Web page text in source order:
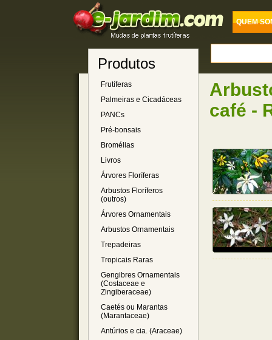
QUEM
Produtos
Frutíferas
Palmeiras e Cicadáceas
PANCs
Pré-bonsais
Bromélias
Livros
Árvores Floríferas
Arbustos Floríferos
(outros)
Árvores Ornamentais
Arbustos Ornamentais
Trepadeiras
Tropicais Raras
Gengibres Ornamentais
(Costaceae e
Zingiberaceae)
Caetés ou Marantas
(Marantaceae)
Antúrios e cia. (Araceae)
café -